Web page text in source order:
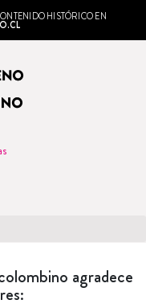
HISTÓRICO EN
agradece